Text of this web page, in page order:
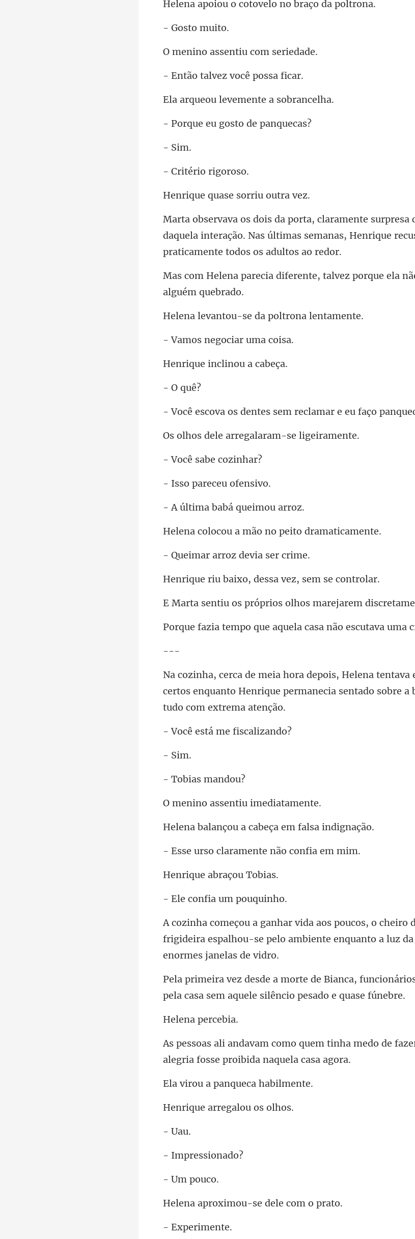
cotovelo no br
sto
ssentiu co
lvez você
levemente a
u gosto de
Si
ério r
uase sorri
daquela interação. Nas últimas semanas, Henrique re
nte, talvez porque ela
u-se da poltro
egociar u
inclinou
O
ntes sem reclamar e
arregalaram-se
sabe co
areceu o
babá quei
a mão no peito
arroz devi
xo, dessa vez, s
róprios olhos marej
e aquela casa não esc
-
certos enquanto Henrique permanecia se
tá me fis
Si
ias m
ssentiu im
a cabeça em fa
laramente não
abraçou
nfia um
frigideira espalhou-se pelo ambiente enquant
pela casa
a per
a medo de
aleg
a panqueca
arregalou
Ua
ressi
m p
imou-se dele
peri